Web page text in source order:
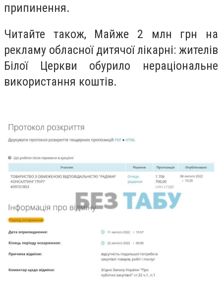
припинення.
Читайте також, Майже 2 млн грн на
рекламу обласної дитячої лікарні: жителів
Білої Церкви обурило нераціональне
використання коштів.